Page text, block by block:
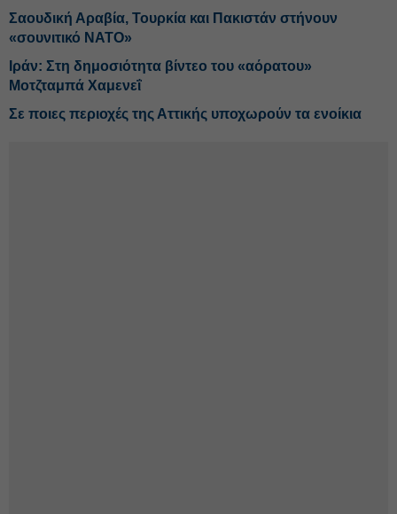
Σαουδική Αραβία, Τουρκία και Πακιστάν στήνουν
«σουνιτικό ΝΑΤΟ»
Ιράν: Στη δημοσιότητα βίντεο του «αόρατου»
Μοτζταμπά Χαμενεΐ
Σε ποιες περιοχές της Αττικής υποχωρούν τα ενοίκια